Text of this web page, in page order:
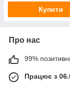
Купити
Про нас
99%
Працює з